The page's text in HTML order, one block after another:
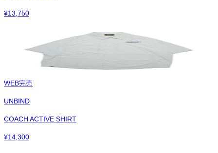
¥13,750
WEB完売
UNBIND
COACH ACTIVE SHIRT
¥14,300